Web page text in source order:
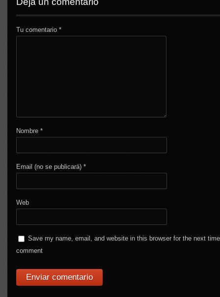
Tu comentario*
Nombre*
Email (no se publicará)*
Web
Save my name, email, and website in this browser for the next
comment